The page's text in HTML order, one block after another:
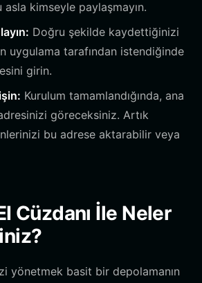
asla kimseyle paylaşmayın.
Doğru şekilde kaydettiğinizi
uygulama tarafından istendiğinde
girin.
Kurulum tamamlandığında, ana
göreceksiniz. Artık
bu adrese aktarabilir veya
Cüzdanı İle Neler
yönetmek basit bir depolamanın